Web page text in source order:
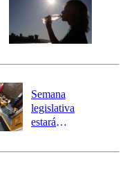
Semana
legislativa
estará
el fin de la